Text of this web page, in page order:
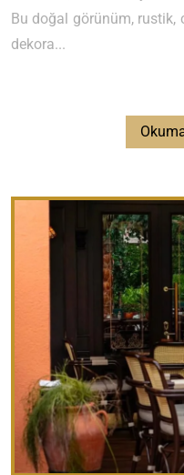
Bu doğal görünüm, rustik,
dekora...